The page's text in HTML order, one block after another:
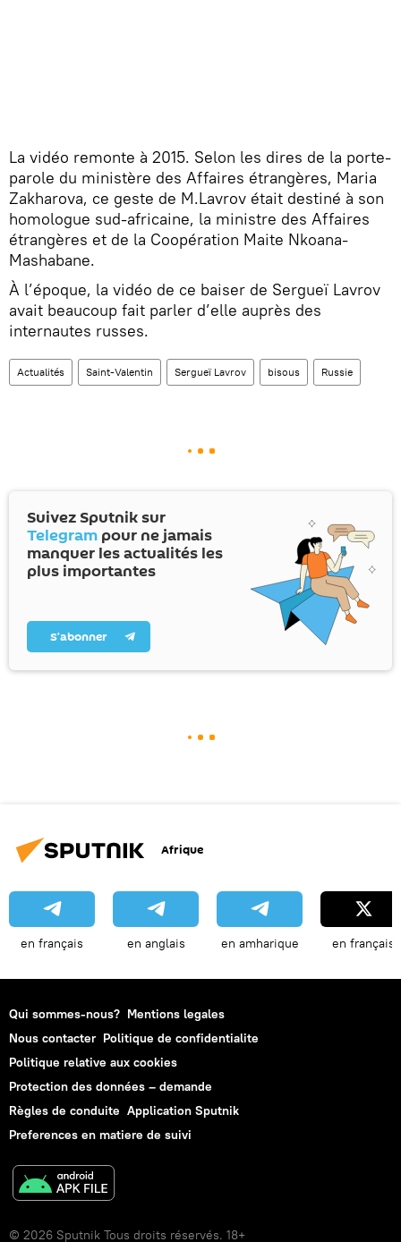
La vidéo remonte à 2015. Selon les dires de la porte-
parole du ministère des Affaires étrangères, Maria
Zakharova, ce geste de M.Lavrov était destiné à son
homologue sud-africaine, la ministre des Affaires
étrangères et de la Coopération Maite Nkoana-
Mashabane.
À l’époque, la vidéo de ce baiser de Sergueï Lavrov
avait beaucoup fait parler d’elle auprès des
internautes russes.
Actualités Saint-Valentin Sergueï Lavrov bisous Russie
Suivez Sputnik sur
Telegram pour ne jamais
manquer les actualités les
plus importantes
S’abonner
Afrique
en français en anglais en amharique en français
Qui sommes-nous? Mentions legales
Nous contacter Politique de confidentialite
Politique relative aux cookies
Protection des données – demande
Règles de conduite Application Sputnik
Preferences en matiere de suivi
© 2026 Sputnik Tous droits réservés. 18+